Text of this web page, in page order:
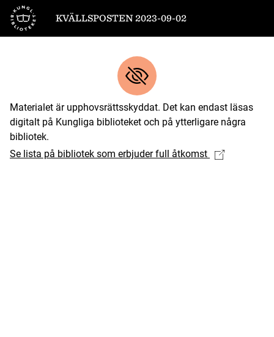
Till startsidan
KVÄLLSPOSTEN 2023-09-02
Materialet är upphovsrättsskyddat. Det kan endast läsas
digitalt på Kungliga biblioteket och på ytterligare några
bibliotek.
Se lista på bibliotek som erbjuder full åtkomst